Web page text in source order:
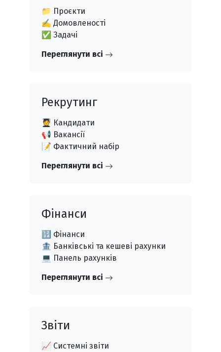
📁 Проєкти
✍️ Домовленості
✅ Задачі
Переглянути всі
Рекрутинг
🧑‍🎓 Кандидати
📢 Вакансії
📝 Фактичний набір
Переглянути всі
Фінанси
🔢 Фінанси
🏦 Банківські та кешеві рахунки
💻 Панель рахунків
Переглянути всі
Звіти
📈 Системні звіти